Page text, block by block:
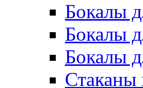
Бокалы
Бокалы
Бокалы
Стаканы